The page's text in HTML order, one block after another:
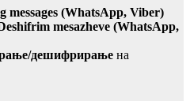
messages (WhatsApp, Viber)
mesazheve (WhatsApp,
дешифрирање на